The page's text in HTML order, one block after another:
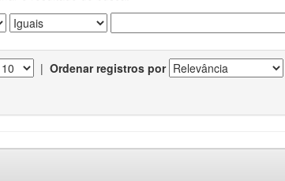
| Ordenar registros por